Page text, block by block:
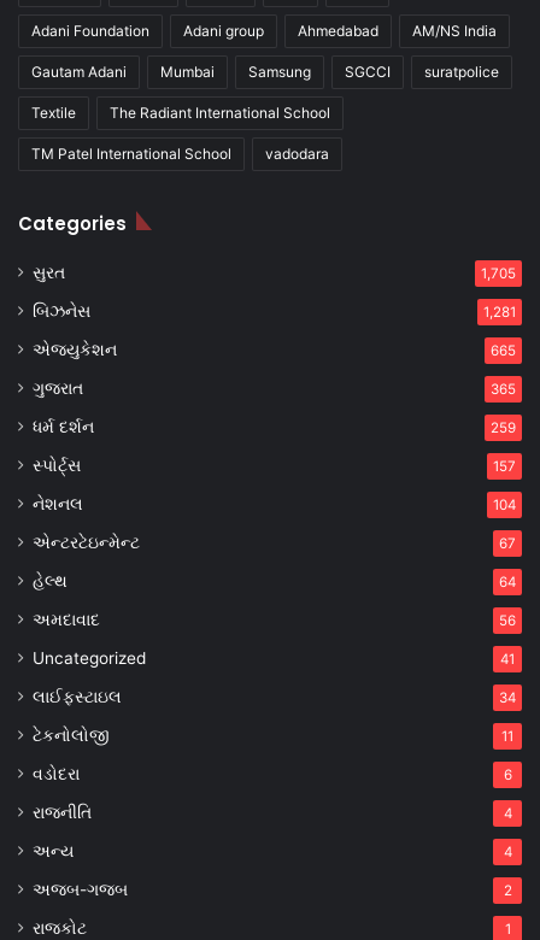
Adani Foundation Adani group Ahmedabad AM/NS India
Gautam Adani Mumbai Samsung SGCCI suratpolice
Textile The Radiant International School
TM Patel International School vadodara
Categories
સુરત 1,705
બિઝનેસ 1,281
એજ્યુકેશન 665
ગુજરાત 365
ધર્મ દર્શન 259
સ્પોર્ટ્સ 157
નેશનલ 104
એન્ટરટેઇન્મેન્ટ 67
હેલ્થ 64
અમદાવાદ 56
Uncategorized 41
લાઈફસ્ટાઇલ 34
ટેકનોલોજી 11
વડોદરા 6
રાજનીતિ 4
અન્ય 4
અજબ-ગજબ 2
રાજકોટ 1